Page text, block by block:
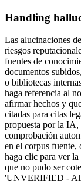
Handling
Las alucinaciones
riesgos
fuentes de
documentos
o bibliotecas
haga referencia al
afirmar hechos y
citadas para citas
propuesta por la
comprobación
en el corpus fuente,
haga clic para ver
que no pudo ser
'UNVERIFIED -